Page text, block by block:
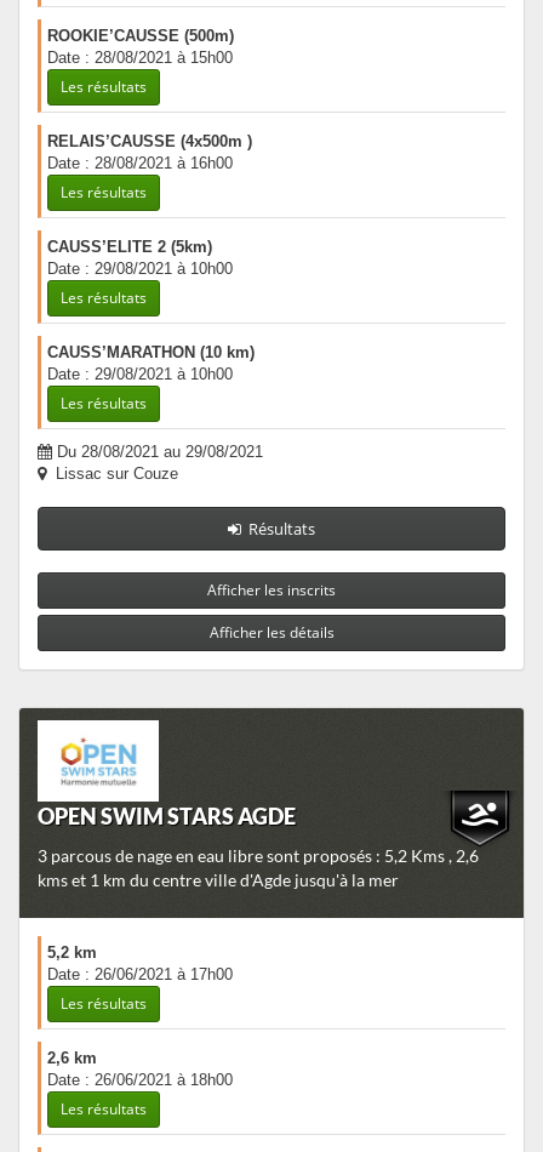
ROOKIE’CAUSSE (500m)
Date : 28/08/2021 à 15h00
Les résultats
RELAIS’CAUSSE (4x500m )
Date : 28/08/2021 à 16h00
Les résultats
CAUSS’ELITE 2 (5km)
Date : 29/08/2021 à 10h00
Les résultats
CAUSS’MARATHON (10 km)
Date : 29/08/2021 à 10h00
Les résultats
Du 28/08/2021 au 29/08/2021
Lissac sur Couze
Résultats
Afficher les inscrits
Afficher les détails
OPEN SWIM STARS AGDE
3 parcous de nage en eau libre sont proposés : 5,2 Kms , 2,6
kms et 1 km du centre ville d'Agde jusqu'à la mer
5,2 km
Date : 26/06/2021 à 17h00
Les résultats
2,6 km
Date : 26/06/2021 à 18h00
Les résultats